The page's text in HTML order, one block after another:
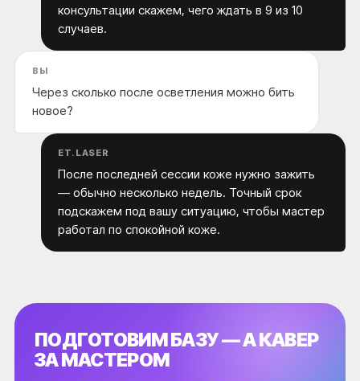
консультации скажем, чего ждать в 9 из 10
случаев.
ВЫ
Через сколько после осветления можно бить
новое?
ET.LASER
После последней сессии коже нужно зажить
— обычно несколько недель. Точный срок
подскажем под вашу ситуацию, чтобы мастер
работал по спокойной коже.
ПОДГОТОВИМ БАЗУ — А КАВЕР
ЗА МАСТЕРОМ